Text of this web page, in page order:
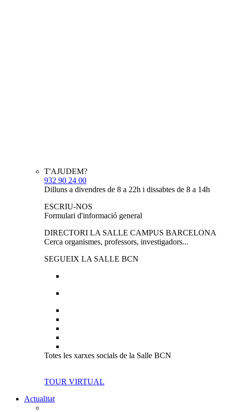
T'AJUDEM?
932 90 24 00
Dilluns a divendres de 8 a 22h i dissabtes de 8 a 14h
ESCRIU-NOS
Formulari d'informació general
DIRECTORI LA SALLE CAMPUS BARCELONA
Cerca organismes, professors, investigadors...
SEGUEIX LA SALLE BCN
Totes les xarxes socials de la Salle BCN
TOUR VIRTUAL
Actualitat